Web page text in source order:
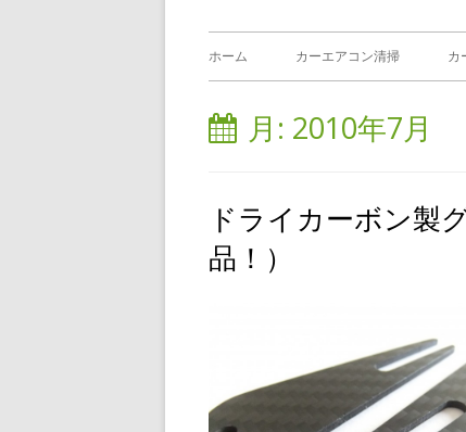
メ
ン
ニ
ホーム カーエアコン清掃 カ
月: 2010年7月
ドライカーボン製
品！）